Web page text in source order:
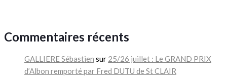
Commentaires récents
GALLIERE Sébastien sur 25/26 juillet : Le GRAND PRIX
d’Albon remporté par Fred DUTU de St CLAIR